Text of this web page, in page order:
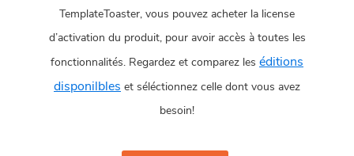
TemplateToaster, vous pouvez acheter la license
d’activation du produit, pour avoir accès à toutes les
fonctionnalités. Regardez et comparez les éditions
disponilbles et séléctionnez celle dont vous avez
besoin!